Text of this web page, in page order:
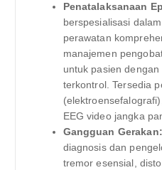
Penatalaksanaan
berspesialisasi
perawatan
manajemen
untuk pasien
terkontrol. Tersedia
EEG video jangka
Gangguan Gerakan:
diagnosis dan
tremor esensial,